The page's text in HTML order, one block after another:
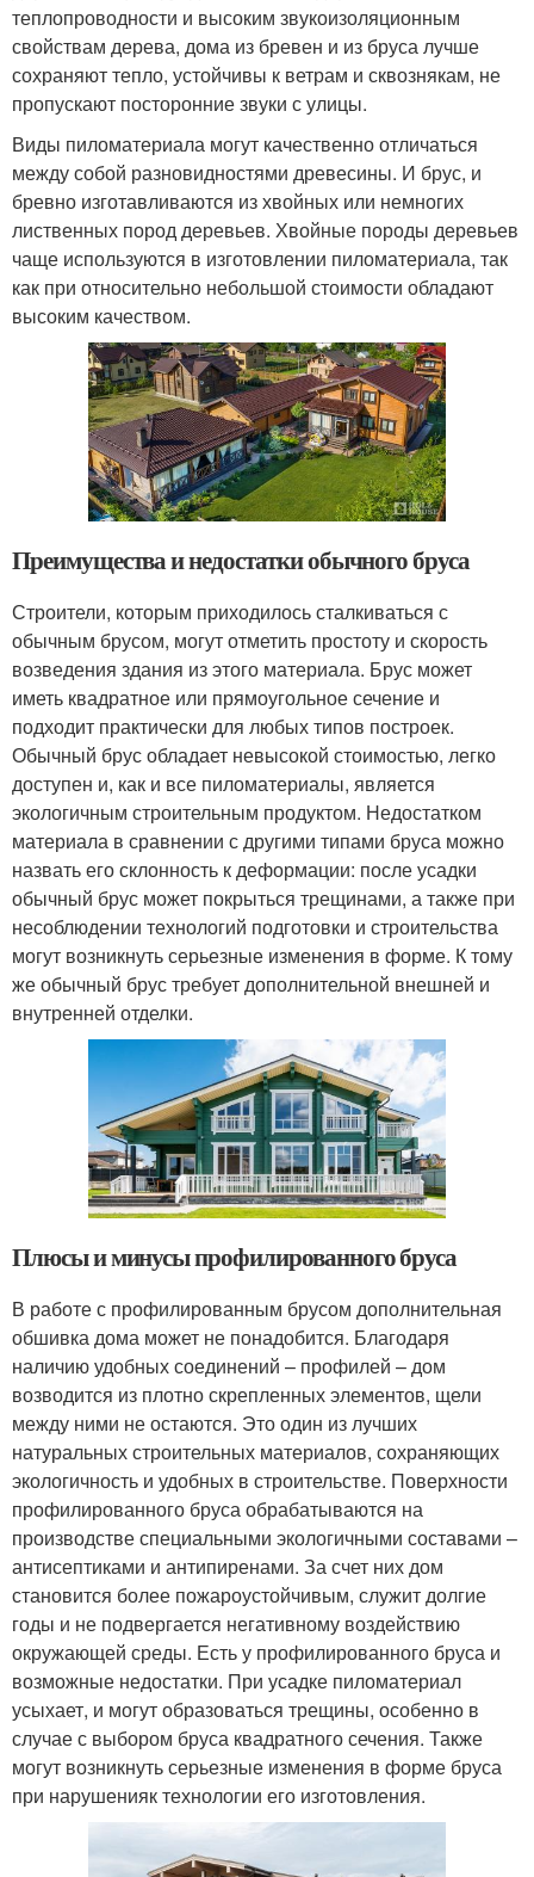
теплопроводности и высоким звукоизоляционным
свойствам дерева, дома из бревен и из бруса лучше
сохраняют тепло, устойчивы к ветрам и сквознякам, не
пропускают посторонние звуки с улицы.
Виды пиломатериала могут качественно отличаться
между собой разновидностями древесины. И брус, и
бревно изготавливаются из хвойных или немногих
лиственных пород деревьев. Хвойные породы деревьев
чаще используются в изготовлении пиломатериала, так
как при относительно небольшой стоимости обладают
высоким качеством.
Преимущества и недостатки обычного бруса
Строители, которым приходилось сталкиваться с
обычным брусом, могут отметить простоту и скорость
возведения здания из этого материала. Брус может
иметь квадратное или прямоугольное сечение и
подходит практически для любых типов построек.
Обычный брус обладает невысокой стоимостью, легко
доступен и, как и все пиломатериалы, является
экологичным строительным продуктом. Недостатком
материала в сравнении с другими типами бруса можно
назвать его склонность к деформации: после усадки
обычный брус может покрыться трещинами, а также при
несоблюдении технологий подготовки и строительства
могут возникнуть серьезные изменения в форме. К тому
же обычный брус требует дополнительной внешней и
внутренней отделки.
Плюсы и минусы профилированного бруса
В работе с профилированным брусом дополнительная
обшивка дома может не понадобится. Благодаря
наличию удобных соединений – профилей – дом
возводится из плотно скрепленных элементов, щели
между ними не остаются. Это один из лучших
натуральных строительных материалов, сохраняющих
экологичность и удобных в строительстве. Поверхности
профилированного бруса обрабатываются на
производстве специальными экологичными составами –
антисептиками и антипиренами. За счет них дом
становится более пожароустойчивым, служит долгие
годы и не подвергается негативному воздействию
окружающей среды. Есть у профилированного бруса и
возможные недостатки. При усадке пиломатериал
усыхает, и могут образоваться трещины, особенно в
случае с выбором бруса квадратного сечения. Также
могут возникнуть серьезные изменения в форме бруса
при нарушенияк технологии его изготовления.